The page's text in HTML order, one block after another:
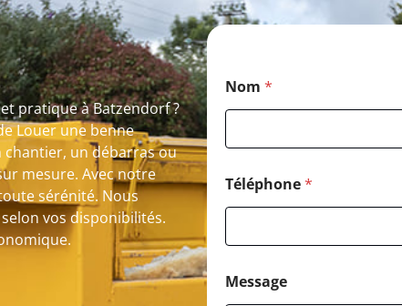
pratique à Batzendorf ?
Louer une benne
un débarras ou
mesure. Avec notre
sérénité. Nous
vos disponibilités.
Nom *
Téléphone*
Message